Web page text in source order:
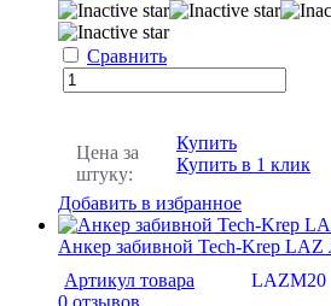
Сравнить
Цена за
штуку:
Купить
Купить в 1 клик
Добавить в избранное
Анкер забивной Tech-Krep
Артикул товара
LAZM20
0 отзывов